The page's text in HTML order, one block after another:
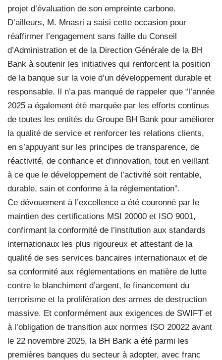
projet d’évaluation de son empreinte carbone.
D’ailleurs, M. Mnasri a saisi cette occasion pour
réaffirmer l’engagement sans faille du Conseil
d’Administration et de la Direction Générale de la BH
Bank à soutenir les initiatives qui renforcent la position
de la banque sur la voie d’un développement durable et
responsable. Il n’a pas manqué de rappeler que “l’année
2025 a également été marquée par les efforts continus
de toutes les entités du Groupe BH Bank pour améliorer
la qualité de service et renforcer les relations clients,
en s’appuyant sur les principes de transparence, de
réactivité, de confiance et d’innovation, tout en veillant
à ce que le développement de l’activité soit rentable,
durable, sain et conforme à la réglementation”.
Ce dévouement à l’excellence a été couronné par le
maintien des certifications MSI 20000 et ISO 9001,
confirmant la conformité de l’institution aux standards
internationaux les plus rigoureux et attestant de la
qualité de ses services bancaires internationaux et de
sa conformité aux réglementations en matière de lutte
contre le blanchiment d’argent, le financement du
terrorisme et la prolifération des armes de destruction
massive. Et conformément aux exigences de SWIFT et
à l’obligation de transition aux normes ISO 20022 avant
le 22 novembre 2025, la BH Bank a été parmi les
premières banques du secteur à adopter, avec franc